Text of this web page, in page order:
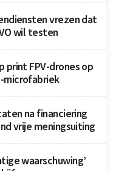
vrezen dat
wil testen
print FPV-drones op
microfabriek
na financiering
vrije meningsuiting
waarschuwing’